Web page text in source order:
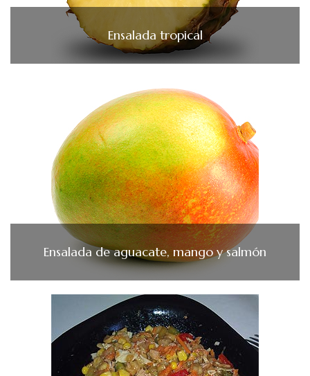
Ensalada tropical
Ensalada de aguacate, mango y salmón